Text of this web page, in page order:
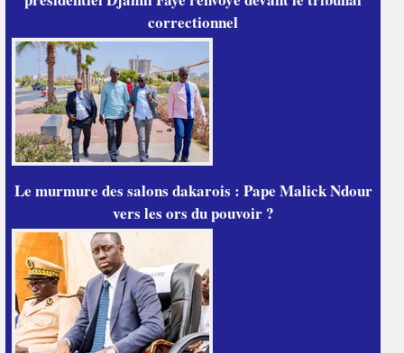
correctionnel
Le murmure des salons dakarois : Pape Malick Ndour
vers les ors du pouvoir ?